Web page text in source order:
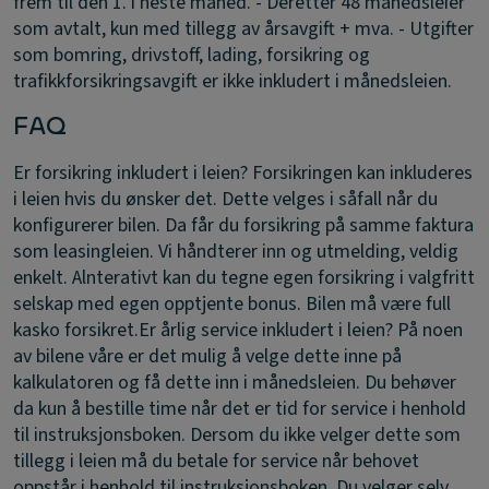
som avtalt, kun med tillegg av årsavgift + mva. - Utgifter
som bomring, drivstoff, lading, forsikring og
trafikkforsikringsavgift er ikke inkludert i månedsleien.
FAQ
Er forsikring inkludert i leien? Forsikringen kan inkluderes
i leien hvis du ønsker det. Dette velges i såfall når du
konfigurerer bilen. Da får du forsikring på samme faktura
som leasingleien. Vi håndterer inn og utmelding, veldig
enkelt. Alnterativt kan du tegne egen forsikring i valgfritt
selskap med egen opptjente bonus. Bilen må være full
kasko forsikret.Er årlig service inkludert i leien? På noen
av bilene våre er det mulig å velge dette inne på
kalkulatoren og få dette inn i månedsleien. Du behøver
da kun å bestille time når det er tid for service i henhold
til instruksjonsboken. Dersom du ikke velger dette som
tillegg i leien må du betale for service når behovet